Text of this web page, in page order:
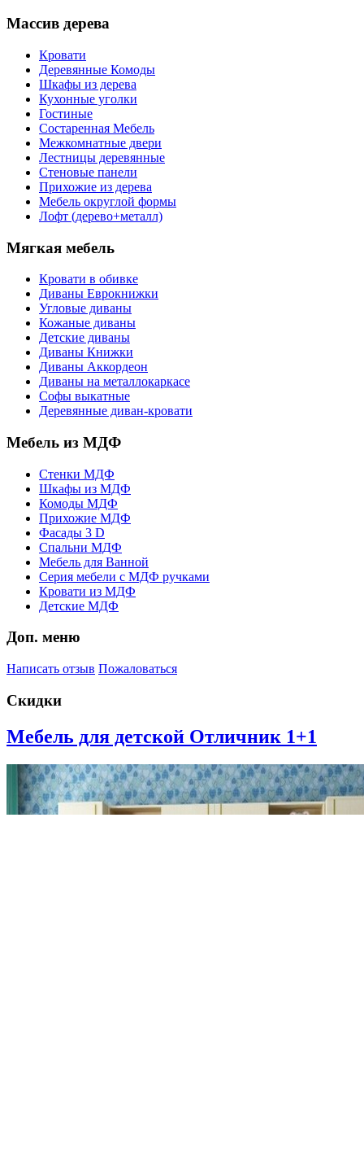
Массив дерева
Кровати
Деревянные Комоды
Шкафы из дерева
Кухонные уголки
Гостиные
Состаренная Мебель
Межкомнатные двери
Лестницы деревянные
Стеновые панели
Прихожие из дерева
Мебель округлой формы
Лофт (дерево+металл)
Мягкая мебель
Кровати в обивке
Диваны Еврокнижки
Угловые диваны
Кожаные диваны
Детские диваны
Диваны Книжки
Диваны Аккордеон
Диваны на металлокаркасе
Софы выкатные
Деревянные диван-кровати
Мебель из МДФ
Стенки МДФ
Шкафы из МДФ
Комоды МДФ
Прихожие МДФ
Фасады 3 D
Спальни МДФ
Мебель для Ванной
Серия мебели с МДФ ручками
Кровати из МДФ
Детские МДФ
Доп. меню
Написать отзыв Пожаловаться
Скидки
Мебель для детской Отличник 1+1